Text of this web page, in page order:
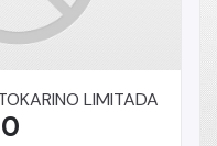
LIMITADA